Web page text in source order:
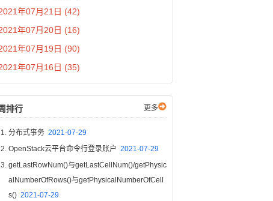
年07月21日 (42)
年07月20日 (16)
年07月19日 (90)
年07月16日 (35)
排行 更多
分布式事务 2021-07-29
OpenStack云平台命令行登录账户 2021-07-29
getLastRowNum()与getLastCellNum()/getPhysic
alNumberOfRows()与getPhysicalNumberOfCell
s() 2021-07-29